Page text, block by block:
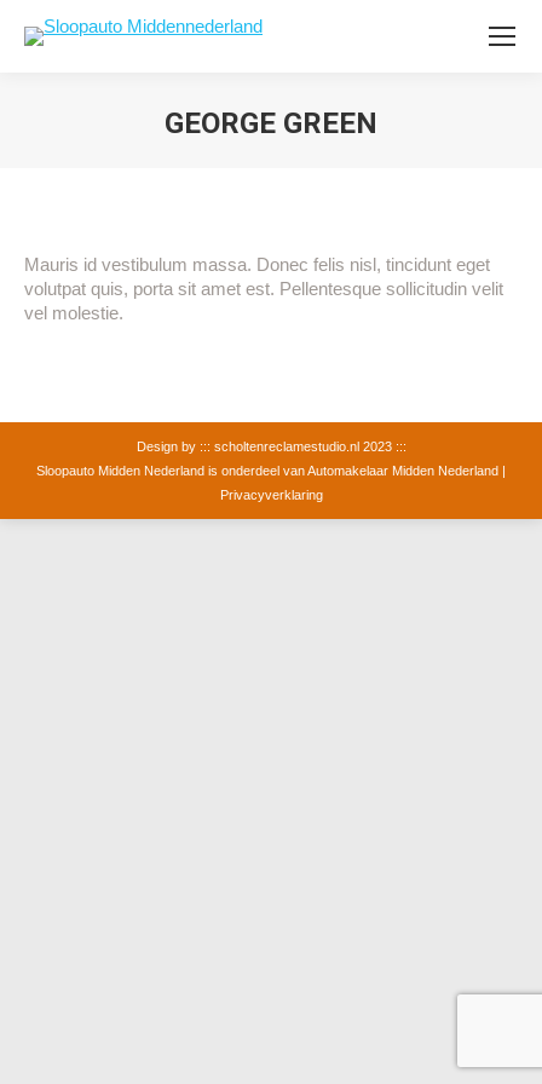
GEORGE GREEN
Mauris id vestibulum massa. Donec felis nisl, tincidunt eget
volutpat quis, porta sit amet est. Pellentesque sollicitudin velit
vel molestie.
Design by ::: scholtenreclamestudio.nl2023 :::
Sloopauto Midden Nederland is onderdeel vanAutomakelaar Midden Nederland |
Privacyverklaring